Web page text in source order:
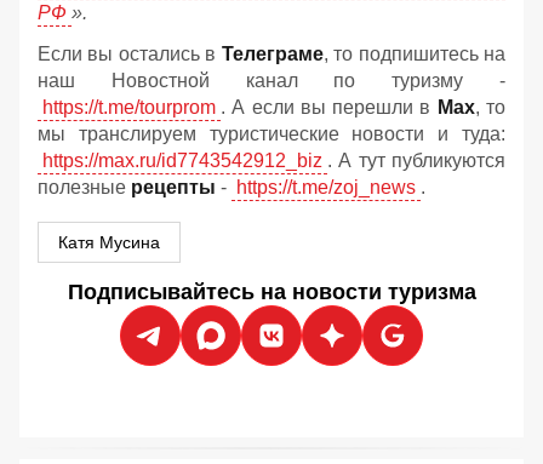
РФ ».
Если вы остались в Телеграме, то подпишитесь на
наш Новостной канал по туризму -
https://t.me/tourprom . А если вы перешли в Мах, то
мы транслируем туристические новости и туда:
https://max.ru/id7743542912_biz . А тут публикуются
полезные рецепты - https://t.me/zoj_news .
Катя Мусина
Подписывайтесь на новости туризма